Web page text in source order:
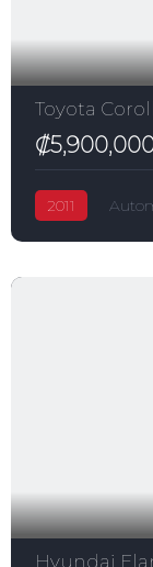
Toyota
2011
Hyundai